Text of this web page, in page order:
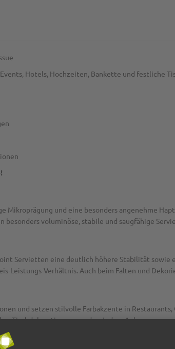
Hotels, Hochzeiten, Bankette und festliche
und eine besonders angenehme
voluminöse, stabile und saugfähige
Servietten eine deutlich höhere Stabilität
Leistungs-Verhältnis. Auch beim Falten und
und setzen stilvolle Farbakzente in Restaurants,
Tischdekoration passend zu jedem Anlass.